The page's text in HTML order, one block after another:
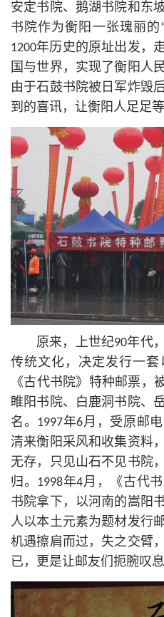
安定书院、鹅湖书院和东
书院作为衡阳一张瑰丽的
1200年历史的原址出发，
国与世界，实现了衡阳人
由于石鼓书院被日军炸毁
到的喜讯，让衡阳人足足等
原来，上世纪90年代
传统文化，决定发行一
《古代书院》特种邮票，
睢阳书院、白鹿洞书院、
名。1997年6月，受原邮
清来衡阳采风和收集资料
无存，只见山石不见书院
归。1998年4月，《古代
书院拿下，以河南的嵩阳
人以本土元素为题材发行
机遇擦肩而过，失之交臂
已，更是让邮友们扼腕叹息